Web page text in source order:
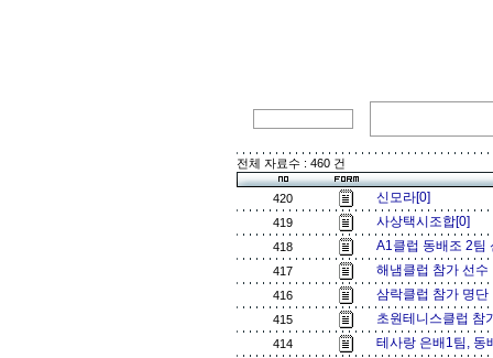
전체 자료수 : 460 건
420 신모라[0]
419 사상택시조합[0]
418 A1클럽 동배조 2
417 해냄클럽 참가 선
416 삼락클럽 참가 명
415 초원테니스클럽
414 테사랑 은배1팀,